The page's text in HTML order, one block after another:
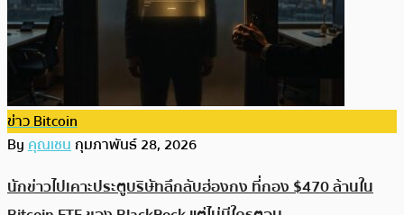
ข่าว Bitcoin
Byคุณเชนกุมภาพันธ์ 28, 2026
นักข่าวไปเคาะประตูบริษัทลึกลับฮ่องกง ที่กอง $470 ล้านใน